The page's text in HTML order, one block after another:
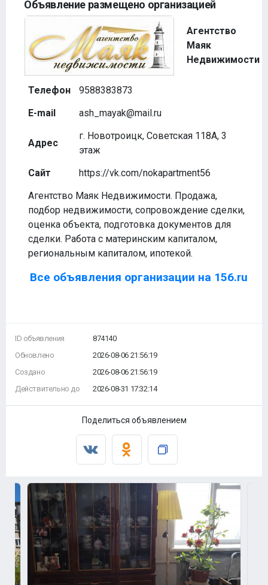
Объявление размещено организацией
Агентство
Маяк
Недвижимости
Телефон
9588383873
E-mail
ash_mayak@mail.ru
Адрес
г. Новотроицк, Советская 118А, 3
этаж
Сайт
https://vk.com/nokapartment56
Агентство Маяк Недвижимости. Продажа,
подбор недвижимости, сопровождение сделки,
оценка объекта, подготовка документов для
сделки. Работа с материнским капиталом,
региональным капиталом, ипотекой.
Все объявления организации на 156.ru
ID объявления
Обновлено
Создано
Действительно до
874140
2026-08-06 21:56:19
2026-08-06 21:56:19
2026-08-31 17:32:14
Поделиться объявлением